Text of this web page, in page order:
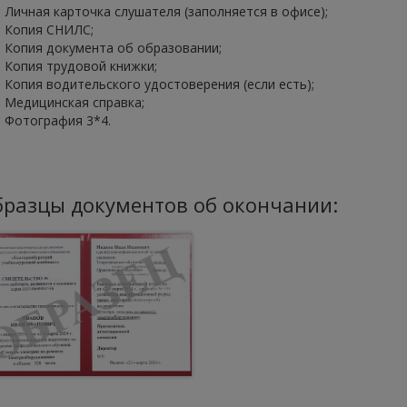
Личная карточка слушателя (заполняется в офисе);
Копия СНИЛС;
Копия документа об образовании;
Копия трудовой книжки;
Копия водительского удостоверения (если есть);
Медицинская справка;
Фотография 3*4.
документов об окончании: